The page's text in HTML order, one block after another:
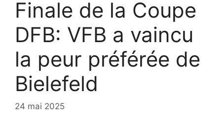
Finale de la Coupe
DFB: VFB a vaincu
la peur préférée de
Bielefeld
24 mai 2025